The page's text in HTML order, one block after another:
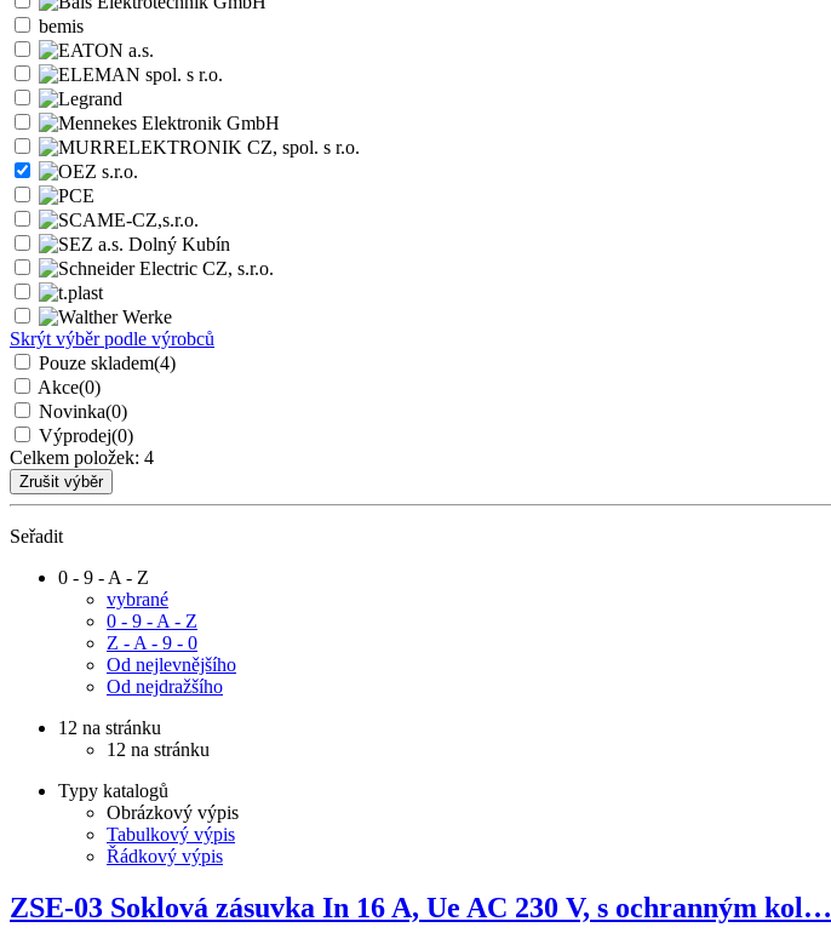
bemis
Skrýt výběr podle výrobců
Pouze skladem(4)
Akce(0)
Novinka(0)
Výprodej(0)
Celkem položek: 4
Seřadit
0 - 9 - A - Z
vybrané
0 - 9 - A - Z
Z - A - 9 - 0
Od nejlevnějšího
Od nejdražšího
12 na stránku
12 na stránku
Typy katalogů
Obrázkový výpis
Tabulkový výpis
Řádkový výpis
ZSE-03 Soklová zásuvka In 16 A, Ue AC 230 V, s ochranným kol…